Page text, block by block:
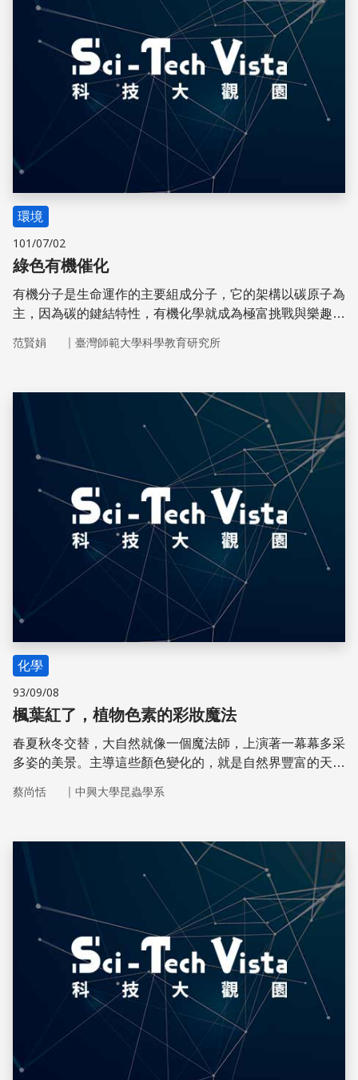
環境
101/07/02
綠色有機催化
有機分子是生命運作的主要組成分子，它的架構以碳原子為
主，因為碳的鍵結特性，有機化學就成為極富挑戰與樂趣的
范賢娟 ｜ 臺灣師範大學科學教育研究所
儲存
化學
93/09/08
楓葉紅了，植物色素的彩妝魔法
春夏秋冬交替，大自然就像一個魔法師，上演著一幕幕多采
多姿的美景。主導這些顏色變化的，就是自然界豐富的天然
化劑。
蔡尚恬 ｜ 中興大學昆蟲學系
儲存